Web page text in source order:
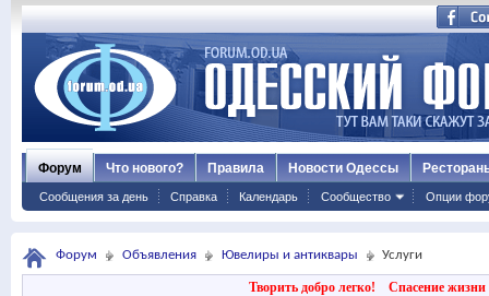
Форум
Сообщения за день Справка Календарь Сообщество Опции
Что нового? Правила Новости Одессы
Форум Объявления Ювелиры и антиквары Услуги
Творить добро легко! Спасение жизни